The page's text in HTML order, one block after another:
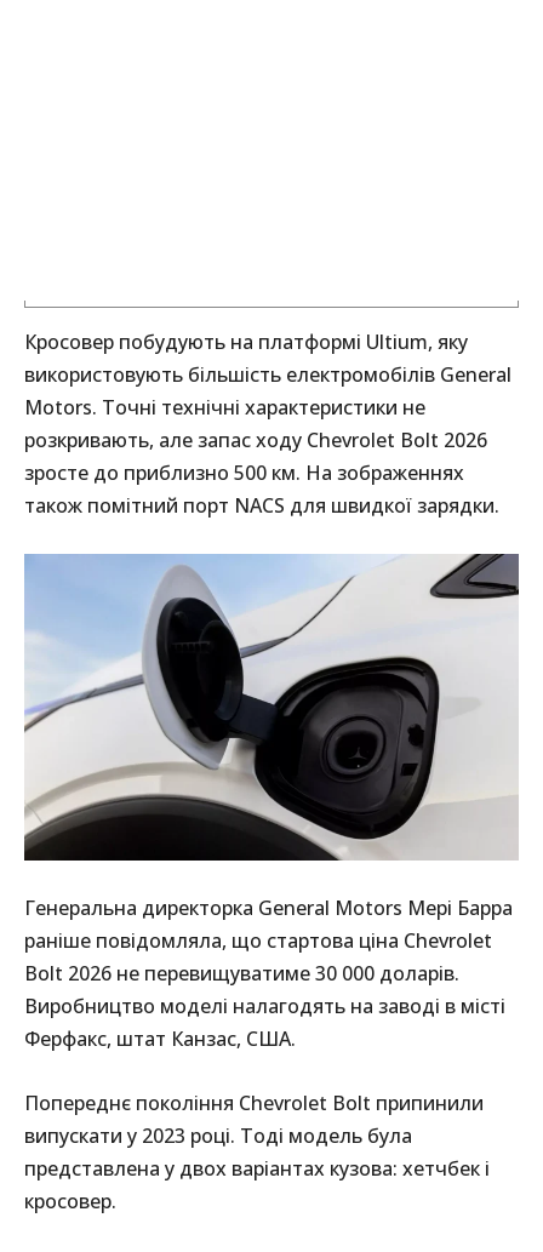
Кросовер побудують на платформі Ultium, яку
використовують більшість електромобілів General
Motors. Точні технічні характеристики не
розкривають, але запас ходу Chevrolet Bolt 2026
зросте до приблизно 500 км. На зображеннях
також помітний порт NACS для швидкої зарядки.
Генеральна директорка General Motors Мері Барра
раніше повідомляла, що стартова ціна Chevrolet
Bolt 2026 не перевищуватиме 30 000 доларів.
Виробництво моделі налагодять на заводі в місті
Ферфакс, штат Канзас, США.
Попереднє покоління Chevrolet Bolt припинили
випускати у 2023 році. Тоді модель була
представлена у двох варіантах кузова: хетчбек і
кросовер.